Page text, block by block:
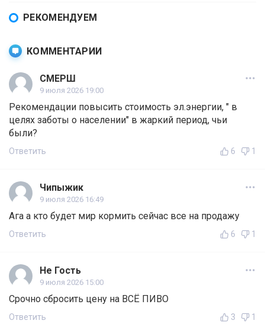
РЕКОМЕНДУЕМ
КОММЕНТАРИИ
СМЕРШ
9 июля 2026 19:00
Рекомендации повысить стоимость эл.энергии, " в
целях заботы о населении" в жаркий период, чьи
были?
Ответить 6 1
Чипыжик
9 июля 2026 16:49
Ага а кто будет мир кормить сейчас все на продажу
Ответить 6 1
Не Гость
9 июля 2026 15:00
Срочно сбросить цену на ВСЁ ПИВО
Ответить 3 1